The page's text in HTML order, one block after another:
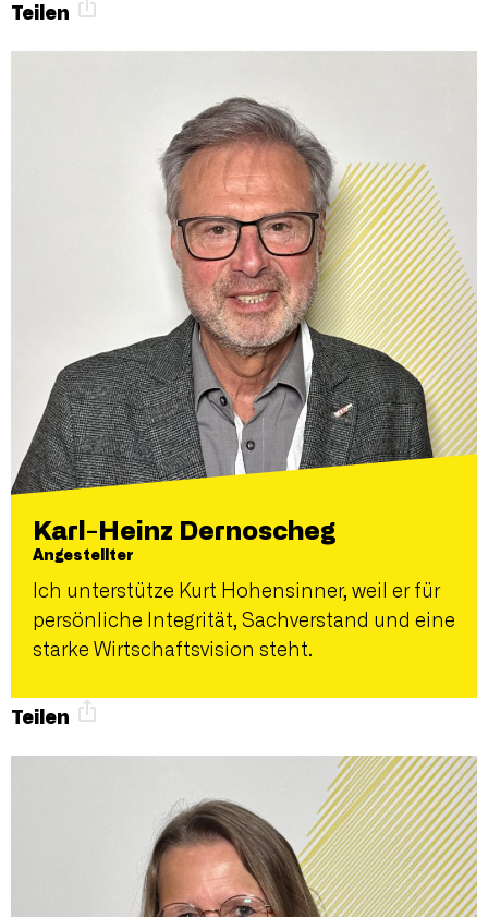
Teilen
Karl-Heinz Dernoscheg
Angestellter
Ich unterstütze Kurt Hohensinner, weil er für
persönliche Integrität, Sachverstand und eine
starke Wirtschaftsvision steht.
Teilen